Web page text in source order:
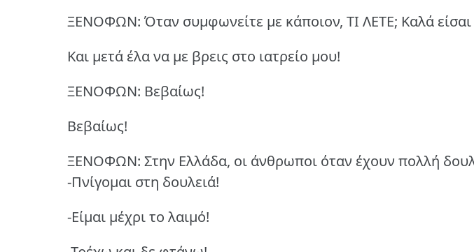
ΞΕΝΟΦΩΝ: Όταν συμφωνείτε με κάποιον, ΤΙ ΛΕΤΕ; Καλά
Και μετά έλα να με βρεις στο ιατρείο μου!
ΞΕΝΟΦΩΝ: Βεβαίως!
Βεβαίως!
ΞΕΝΟΦΩΝ: Στην Ελλάδα, οι άνθρωποι όταν έχουν πολλή
-Πνίγομαι στη δουλειά!
-Είμαι μέχρι το λαιμό!